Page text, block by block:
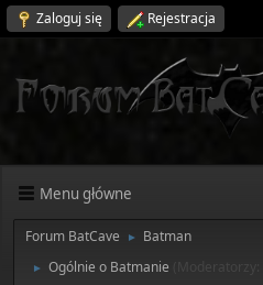
Zaloguj się Rejestracja
Menu główne
Forum BatCave ► Batman
► Ogólnie o Batmanie